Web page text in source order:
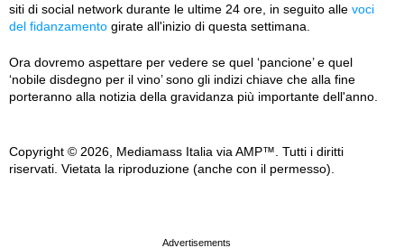
siti di social network durante le ultime 24 ore, in seguito alle voci
del fidanzamento girate all'inizio di questa settimana.
Ora dovremo aspettare per vedere se quel ‘pancione’ e quel
‘nobile disdegno per il vino’ sono gli indizi chiave che alla fine
porteranno alla notizia della gravidanza più importante dell'anno.
Copyright © 2026, Mediamass Italia via AMP™. Tutti i diritti
riservati. Vietata la riproduzione (anche con il permesso).